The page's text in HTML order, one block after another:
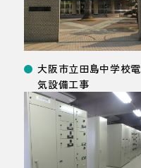
大阪市立田島中学校電
気設備工事